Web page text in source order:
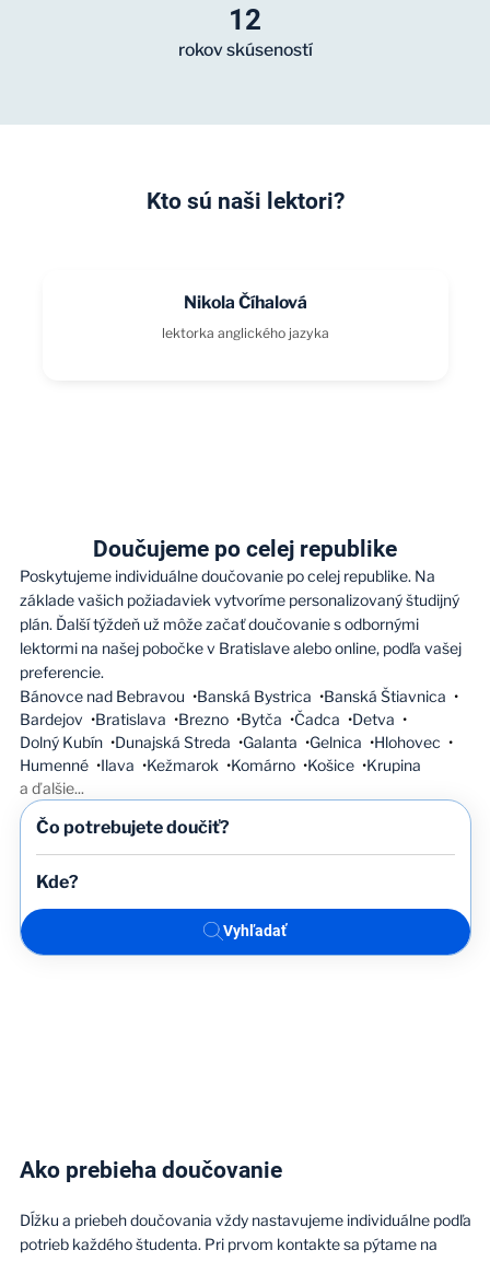
12
rokov skúseností
Kto sú naši lektori?
Nikola Číhalová
lektorka anglického jazyka
Doučujeme po celej republike
Poskytujeme individuálne doučovanie po celej republike. Na
základe vašich požiadaviek vytvoríme personalizovaný študijný
plán. Ďalší týždeň už môže začať doučovanie s odbornými
lektormi na našej pobočke v Bratislave alebo online, podľa vašej
preferencie.
Bánovce nad Bebravou
Banská Bystrica
Banská Štiavnica
Bardejov
Bratislava Brezno Bytča Čadca
Detva
Dolný Kubín
Dunajská Streda Galanta Gelnica
Hlohovec
Humenné
Ilava Kežmarok Komárno Košice
Krupina
a ďalšie...
Vyhľadať
Ako prebieha doučovanie
Dĺžku a priebeh doučovania vždy nastavujeme individuálne podľa
potrieb každého študenta. Pri prvom kontakte sa pýtame na